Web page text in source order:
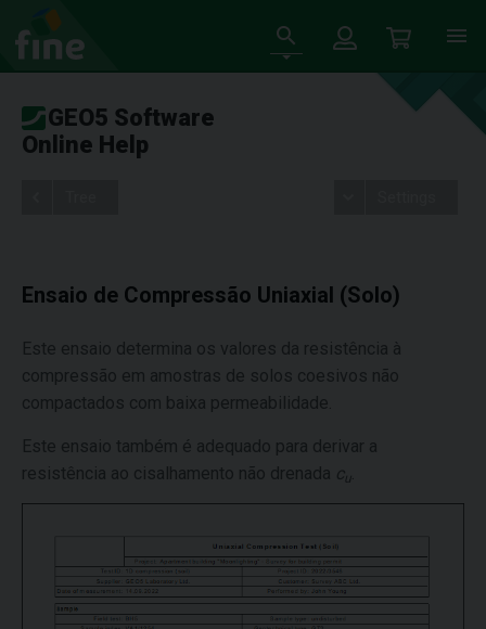
GEO5 Software
Online Help
Ensaio de Compressão Uniaxial (Solo)
Este ensaio determina os valores da resistência à
compressão em amostras de solos coesivos não
compactados com baixa permeabilidade.
Este ensaio também é adequado para derivar a
resistência ao cisalhamento não drenada c u